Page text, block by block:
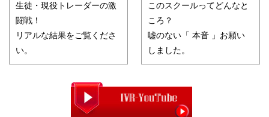
生徒・現役トレーダーの激
闘戦！
リアルな結果をご覧くださ
い。
このスクールってどんなと
ころ？
嘘のない「 本音 」お願い
しました。